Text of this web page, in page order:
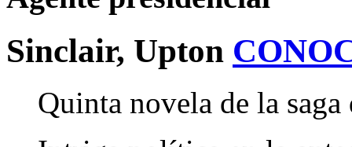
Sinclair, Upton
Quinta novela de la